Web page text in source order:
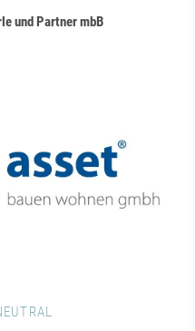
und Partner mbB